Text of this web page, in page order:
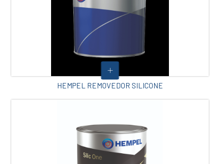
HEMPEL REMOVEDOR SILICONE